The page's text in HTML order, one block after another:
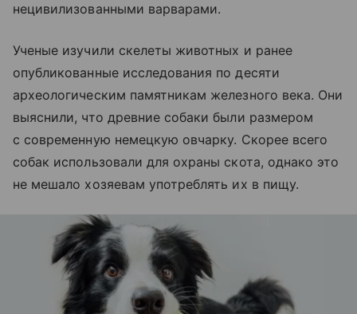
нецивилизованными варварами.
Ученые изучили скелеты животных и ранее
опубликованные исследования по десяти
археологическим памятникам железного века. Они
выяснили, что древние собаки были размером
с современную немецкую овчарку. Скорее всего
собак использовали для охраны скота, однако это
не мешало хозяевам употреблять их в пищу.